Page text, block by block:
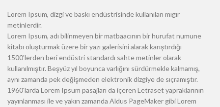
Lorem Ipsum, dizgi ve baskı endüstrisinde kullanılan mıgır
metinlerdir.
Lorem Ipsum, adı bilinmeyen bir matbaacının bir hurufat numune
kitabı oluşturmak üzere bir yazı galerisini alarak karıştırdığı
1500'lerden beri endüstri standardı sahte metinler olarak
kullanılmıştır. Beşyüz yıl boyunca varlığını sürdürmekle kalmamış,
aynı zamanda pek değişmeden elektronik dizgiye de sıçramıştır.
1960'larda Lorem Ipsum pasajları da içeren Letraset yapraklarının
yayınlanması ile ve yakın zamanda Aldus PageMaker gibi Lorem